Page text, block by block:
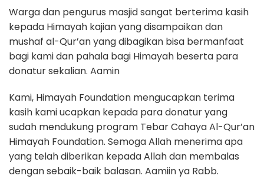
Warga dan pengurus masjid sangat berterima kasih
kepada Himayah kajian yang disampaikan dan
mushaf al-Qur’an yang dibagikan bisa bermanfaat
bagi kami dan pahala bagi Himayah beserta para
donatur sekalian. Aamin
Kami, Himayah Foundation mengucapkan terima
kasih kami ucapkan kepada para donatur yang
sudah mendukung program Tebar Cahaya Al-Qur’an
Himayah Foundation. Semoga Allah menerima apa
yang telah diberikan kepada Allah dan membalas
dengan sebaik-baik balasan. Aamiin ya Rabb.